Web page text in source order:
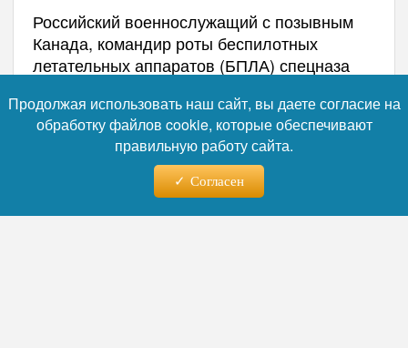
Российский военнослужащий с позывным
Канада, командир роты беспилотных
летательных аппаратов (БПЛА) спецназа
корреспонденту Александру Симонову
рассказал об эпизоде, когда ему удалось
сорвать штурм Вооруженных сил Украины
(ВСУ), используя всего один дрон.
Продолжая использовать наш сайт, вы даете согласие на
обработку файлов cookie, которые обеспечивают
правильную работу сайта.
Согласен